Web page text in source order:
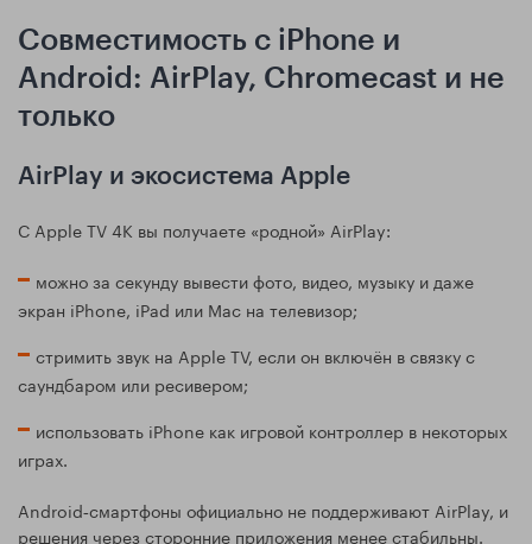
Совместимость с iPhone и
Android: AirPlay, Chromecast и не
только
AirPlay и экосистема Apple
С Apple TV 4K вы получаете «родной» AirPlay:
можно за секунду вывести фото, видео, музыку и даже
экран iPhone, iPad или Mac на телевизор;
стримить звук на Apple TV, если он включён в связку с
саундбаром или ресивером;
использовать iPhone как игровой контроллер в некоторых
играх.
Android‑смартфоны официально не поддерживают AirPlay, и
решения через сторонние приложения менее стабильны.